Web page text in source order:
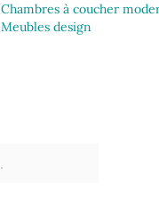
Chambres à coucher
Meubles design